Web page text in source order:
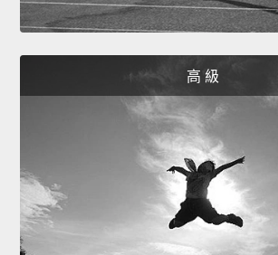
高 級